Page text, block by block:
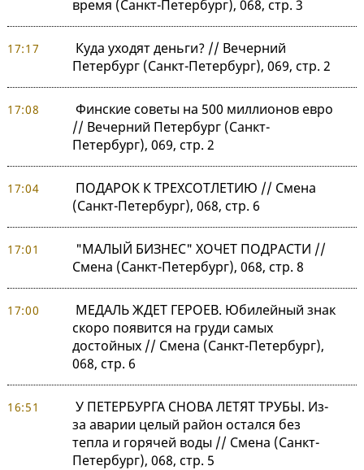
время (Санкт-Петербург), 068, стр. 3
17:17
Куда уходят деньги? // Вечерний
Петербург (Санкт-Петербург), 069, стр. 2
17:08
Финские советы на 500 миллионов евро
// Вечерний Петербург (Санкт-
Петербург), 069, стр. 2
17:04
ПОДАРОК К ТРЕХСОТЛЕТИЮ // Смена
(Санкт-Петербург), 068, стр. 6
17:01
"МАЛЫЙ БИЗНЕС" ХОЧЕТ ПОДРАСТИ //
Смена (Санкт-Петербург), 068, стр. 8
17:00
МЕДАЛЬ ЖДЕТ ГЕРОЕВ. Юбилейный знак
скоро появится на груди самых
достойных // Смена (Санкт-Петербург),
068, стр. 6
16:51
У ПЕТЕРБУРГА СНОВА ЛЕТЯТ ТРУБЫ. Из-
за аварии целый район остался без
тепла и горячей воды // Смена (Санкт-
Петербург), 068, стр. 5